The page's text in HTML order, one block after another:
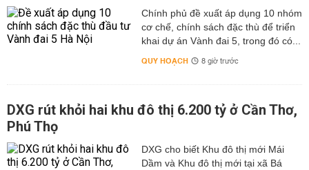
Chính phủ đề xuất áp dụng 10 nhóm
cơ chế, chính sách đặc thù để triển
khai dự án Vành đai 5, trong đó có...
QUY HOẠCH 8 giờ trước
DXG rút khỏi hai khu đô thị 6.200 tỷ ở Cần Thơ,
Phú Thọ
DXG cho biết Khu đô thị mới Mái
Dầm và Khu đô thị mới tại xã Bá